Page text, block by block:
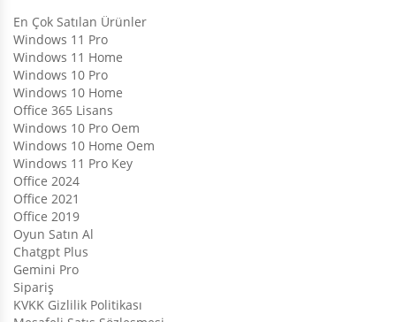
En Çok Satılan Ürünler
Windows 11 Pro
Windows 11 Home
Windows 10 Pro
Windows 10 Home
Office 365 Lisans
Windows 10 Pro Oem
Windows 10 Home Oem
Windows 11 Pro Key
Office 2024
Office 2021
Office 2019
Oyun Satın Al
Chatgpt Plus
Gemini Pro
Sipariş
KVKK Gizlilik Politikası